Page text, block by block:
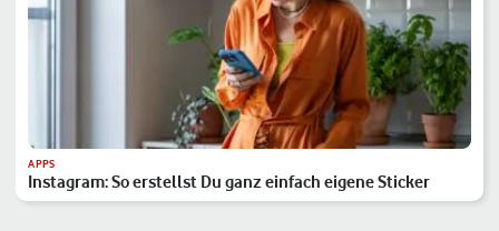
APPS
Instagram: So erstellst Du ganz einfach eigene Sticker